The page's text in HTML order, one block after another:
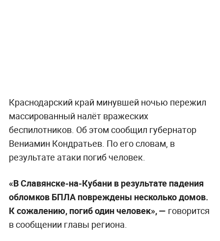
Краснодарский край минувшей ночью пережил
массированный налёт вражеских
беспилотников. Об этом сообщил губернатор
Вениамин Кондратьев. По его словам, в
результате атаки погиб человек.
«В Славянске-на-Кубани в результате падения
обломков БПЛА повреждены несколько домов.
К сожалению, погиб один человек», — говорится
в сообщении главы региона.